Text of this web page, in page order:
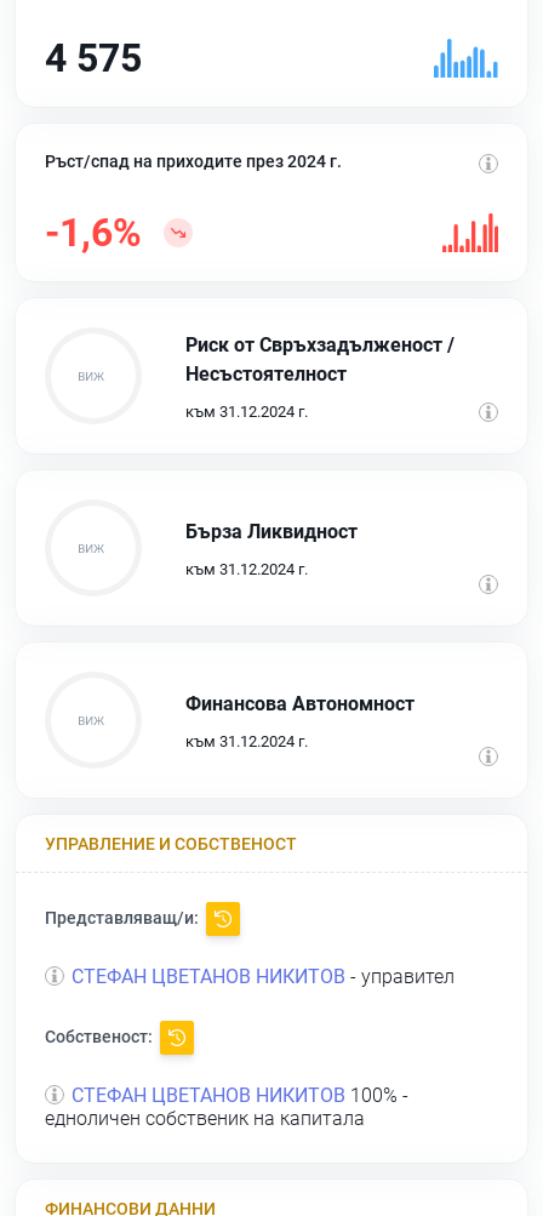
4 575
Ръст/спад на приходите през 2024 г.
-1,6%
Риск от Свръхзадълженост /
Несъстоятелност
към 31.12.2024 г.
Бърза Ликвидност
към 31.12.2024 г.
Финансова Автономност
към 31.12.2024 г.
УПРАВЛЕНИЕ И СОБСТВЕНОСТ
Представляващ/и:
СТЕФАН ЦВЕТАНОВ НИКИТОВ - управител
Собственост:
СТЕФАН ЦВЕТАНОВ НИКИТОВ 100% -
едноличен собственик на капитала
ФИНАНСОВИ ДАННИ